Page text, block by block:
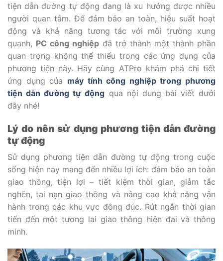
tiện dẫn đường tự động đang là xu hướng được nhiều
người quan tâm. Để đảm bảo an toàn, hiệu suất hoạt
động và khả năng tương tác với môi trường xung
quanh, PC công nghiệp đã trở thành một thành phần
quan trọng không thể thiếu trong các ứng dụng của
phương tiện này. Hãy cùng ATPro khám phá chi tiết
ứng dụng của máy tính công nghiệp trong phương
tiện dẫn đường tự động qua nội dung bài viết dưới
đây nhé!
Lý do nên sử dụng phương tiện dẫn đường
tự động
Sử dụng phương tiện dẫn đường tự động trong cuộc
sống hiện nay mang đến nhiều lợi ích: đảm bảo an toàn
giao thông, tiện lợi – tiết kiệm thời gian, giảm tắc
nghẽn, tai nạn giao thông và nâng cao khả năng vận
hành trong các khu vực đông đúc. Rút ngắn thời gian
tiến đến một tương lai giao thông hiện đại và thông
minh.